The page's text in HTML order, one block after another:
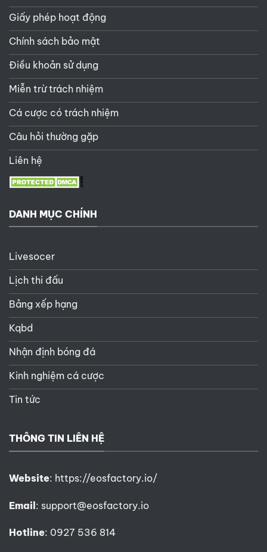
Giấy phép hoạt động
Chính sách bảo mật
Điều khoản sử dụng
Miễn trừ trách nhiệm
Cá cược có trách nhiệm
Câu hỏi thường gặp
Liên hệ
DANH MỤC CHÍNH
Livesocer
Lịch thi đấu
Bảng xếp hạng
Kqbd
Nhận định bóng đá
Kinh nghiệm cá cược
Tin tức
THÔNG TIN LIÊN HỆ
Website: https://eosfactory.io/
Email: support@eosfactory.io
Hotline: 0927 536 814